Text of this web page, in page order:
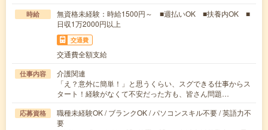
時給
無資格未経験：時給1500円～ ■週払いOK ■扶養内OK ■
日収1万2000円以上
交通費
交通費全額支給
仕事内容
介護関連
「え？意外に簡単！」と思うくらい、スグできる仕事からス
タート！経験がなくて不安だった方も、皆さん問題…
応募資格
職種未経験OK / ブランクOK / パソコンスキル不要 / 英語力不
要